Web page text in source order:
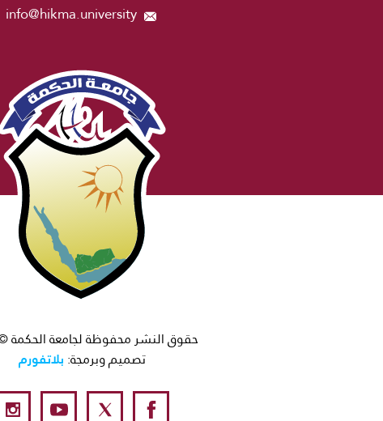
info@hikma.university
حقوق النشر محفوظة لجامعة الحكمة ©
تصميم وبرمجة: بلاتفورم